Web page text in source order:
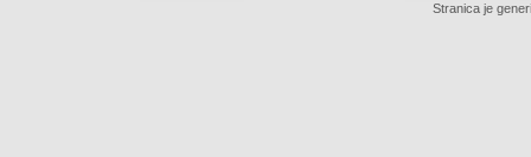
Stranica je